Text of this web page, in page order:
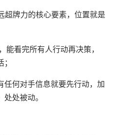
超牌力的核心要素，位置就是
能看完所有人行动再决策，
任何对手信息就要先行动，加
处被动。